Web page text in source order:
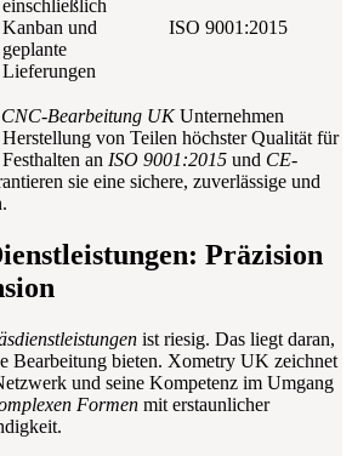
einschließlich
Kanban und
geplante
Lieferungen
ISO 9001:2015
CNC-Bearbeitung UKUnternehmen
von Teilen höchster Qualität für
an ISO 9001:2015 und CE-
sie eine sichere, zuverlässige und
Präzision
ist riesig. Das liegt daran,
Bearbeitung bieten. Xometry UK zeichnet
und seine Kompetenz im Umgang
Formen mit erstaunlicher